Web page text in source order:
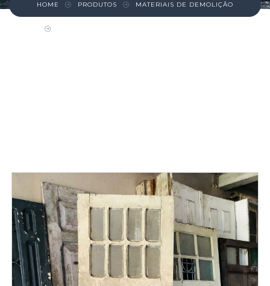
HOME PRODUTOS MATERIAIS DE DEMOLIÇÃO